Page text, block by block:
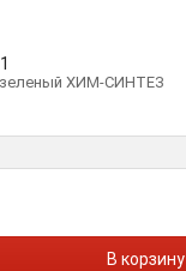
зеленый ХИМ-СИНТЕЗ
В корзину